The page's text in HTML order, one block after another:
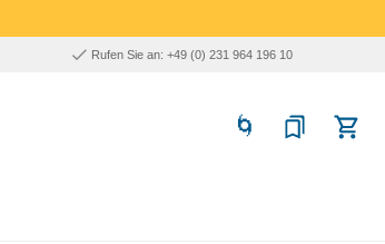
Rufen Sie an: +49 (0) 231 964 196 10